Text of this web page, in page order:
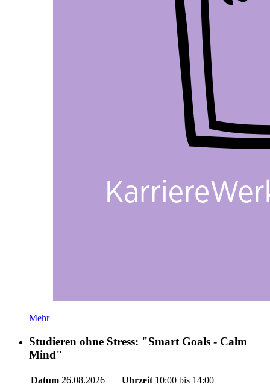
Mehr
Studieren ohne Stress: "Smart Goals - Calm
Mind"
Datum 26.08.2026 Uhrzeit 10:00 bis 14:00